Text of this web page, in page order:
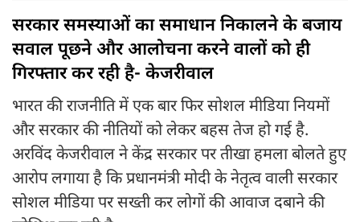
सरकार समस्याओं का समाधान निकालने के बजाय
सवाल पूछने और आलोचना करने वालों को ही
गिरफ्तार कर रही है- केजरीवाल
भारत की राजनीति में एक बार फिर सोशल मीडिया नियमों
और सरकार की नीतियों को लेकर बहस तेज हो गई है.
अरविंद केजरीवाल ने केंद्र सरकार पर तीखा हमला बोलते हुए
आरोप लगाया है कि प्रधानमंत्री मोदी के नेतृत्व वाली सरकार
सोशल मीडिया पर सख्ती कर लोगों की आवाज दबाने की